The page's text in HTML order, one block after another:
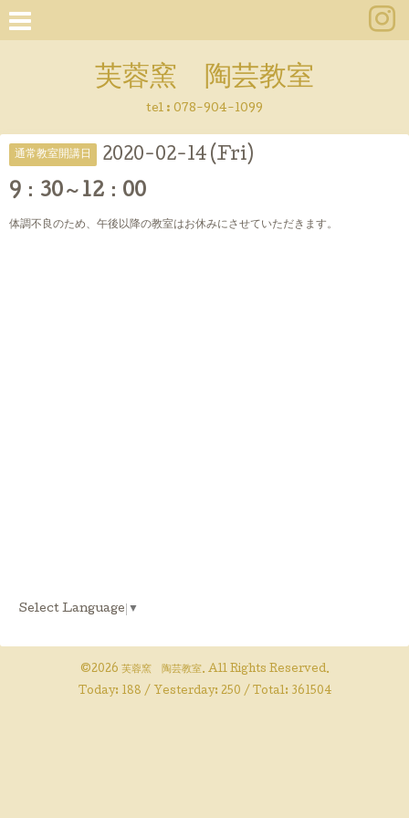
芙蓉窯 陶芸教室
tel : 078-904-1099
通常教室開講日 2020-02-14 (Fri)
9：30～12：00
体調不良のため、午後以降の教室はお休みにさせていただきます。
Select Language ▼
©2026 芙蓉窯 陶芸教室. All Rights Reserved.
Today: 188 / Yesterday: 250 / Total: 361504